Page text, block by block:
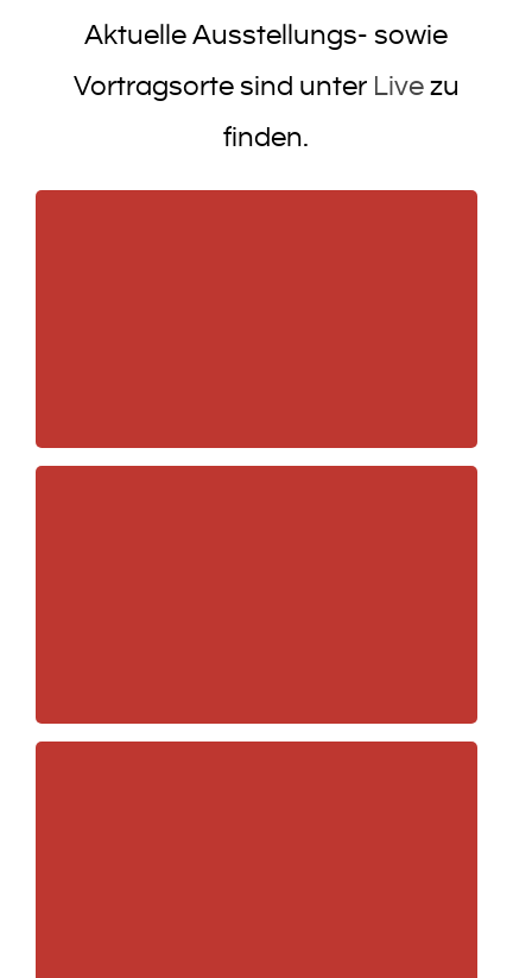
Aktuelle Ausstellungs- sowie
Vortragsorte sind unter Livezu
finden.